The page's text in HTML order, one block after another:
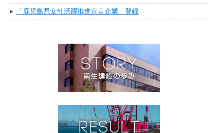
「鹿児島県女性活躍推進宣言企業」登録